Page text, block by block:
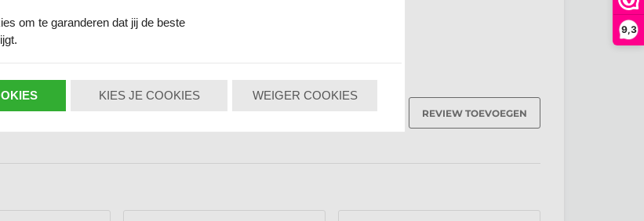
9,3
REVIEW TOEVOEGEN
om te garanderen dat jij de beste
KIES JE COOKIES WEIGER COOKIES